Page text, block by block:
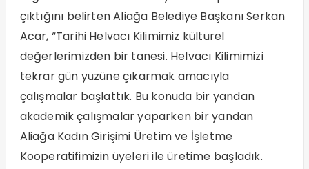
çıktığını belirten Aliağa Belediye Başkanı Serkan
Acar, “Tarihi Helvacı Kilimimiz kültürel
değerlerimizden bir tanesi. Helvacı Kilimimizi
tekrar gün yüzüne çıkarmak amacıyla
çalışmalar başlattık. Bu konuda bir yandan
akademik çalışmalar yaparken bir yandan
Aliağa Kadın Girişimi Üretim ve İşletme
Kooperatifimizin üyeleri ile üretime başladık.